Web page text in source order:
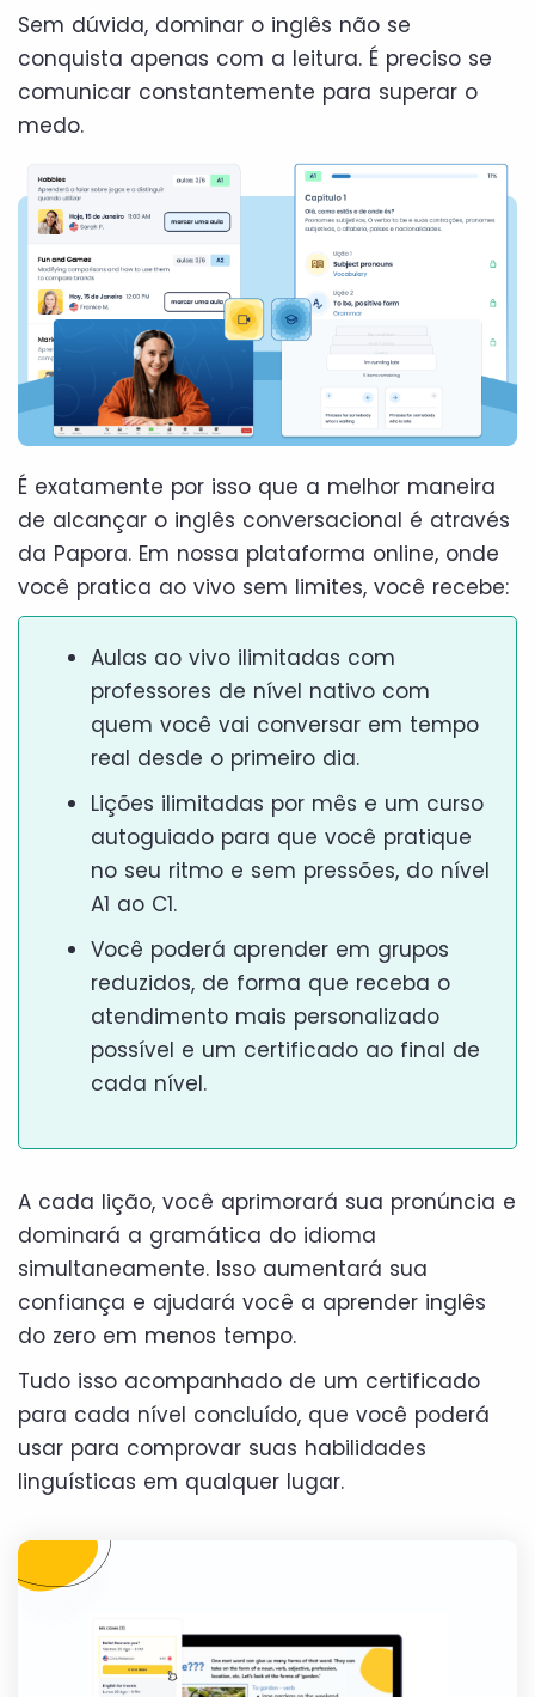
Sem dúvida, dominar o inglês não se
conquista apenas com a leitura. É preciso se
comunicar constantemente para superar o
medo.
É exatamente por isso que a melhor maneira
de alcançar o inglês conversacional é através
da Papora. Em nossa plataforma online, onde
você pratica ao vivo sem limites, você recebe:
Aulas ao vivo ilimitadas com
professores de nível nativo com
quem você vai conversar em tempo
real desde o primeiro dia.
Lições ilimitadas por mês e um curso
autoguiado para que você pratique
no seu ritmo e sem pressões, do nível
A1 ao C1.
Você poderá aprender em grupos
reduzidos, de forma que receba o
atendimento mais personalizado
possível e um certificado ao final de
cada nível.
A cada lição, você aprimorará sua pronúncia e
dominará a gramática do idioma
simultaneamente. Isso aumentará sua
confiança e ajudará você a aprender inglês
do zero em menos tempo.
Tudo isso acompanhado de um certificado
para cada nível concluído, que você poderá
usar para comprovar suas habilidades
linguísticas em qualquer lugar.